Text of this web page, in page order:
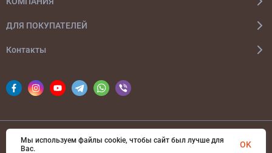
ДЛЯ ПОКУПАТЕЛЕЙ
Контакты
© 2026 bags-ua.com Все права защищены
Мы используем файлы cookie, чтобы сайт был лучше для
Вас.
OK